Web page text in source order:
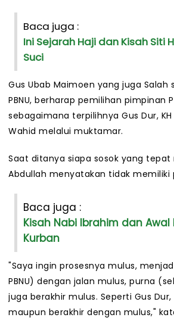
Baca juga :
Ini Sejarah Haji dan Kisah Siti
Suci
Gus Ubab Maimoen yang juga Salah
PBNU, berharap pemilihan pimpinan
sebagaimana terpilihnya Gus Dur,
Wahid melalui muktamar.
Saat ditanya siapa sosok yang tepat
Abdullah menyatakan tidak memiliki
Baca juga :
Kisah Nabi Ibrahim dan
Kurban
"Saya ingin prosesnya mulus,
PBNU) dengan jalan mulus, purna
juga berakhir mulus. Seperti Gus
maupun berakhir dengan mulus,"